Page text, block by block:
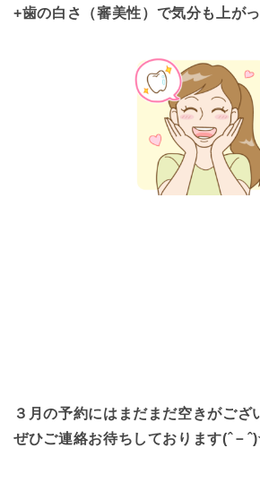
+歯の白さ（審美性）で気分も上が
３月の予約にはまだまだ空きがござ
ぜひご連絡お待ちしております(ˆ－